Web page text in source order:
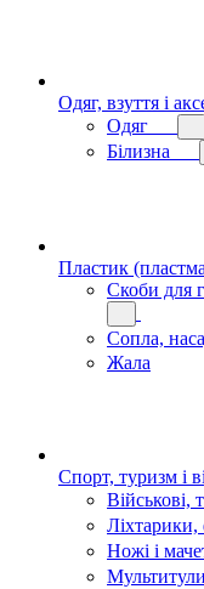
Одяг, взуття і
Одяг
Білизна
Пластик
Скоби для
Сопла,
Жала
Спорт, туризм і
Військові,
Ліхтарики,
Ножі і
Мультитули